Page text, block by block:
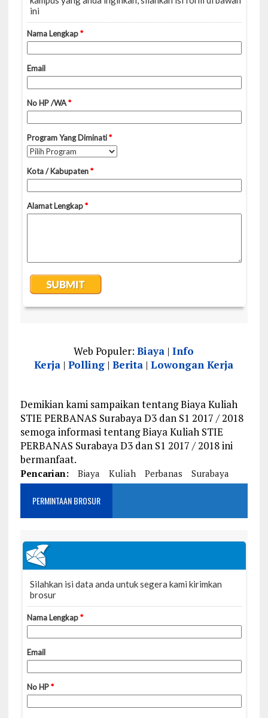
Web Populer:Biaya |Info
Kerja |Polling |Berita |Lowongan Kerja
Demikian kami sampaikan tentang Biaya Kuliah
STIE PERBANAS Surabaya D3 dan S1 2017 / 2018
semoga informasi tentang Biaya Kuliah STIE
PERBANAS Surabaya D3 dan S1 2017 / 2018 ini
bermanfaat.
Pencarian: Biaya Kuliah Perbanas Surabaya
PERMINTAAN BROSUR